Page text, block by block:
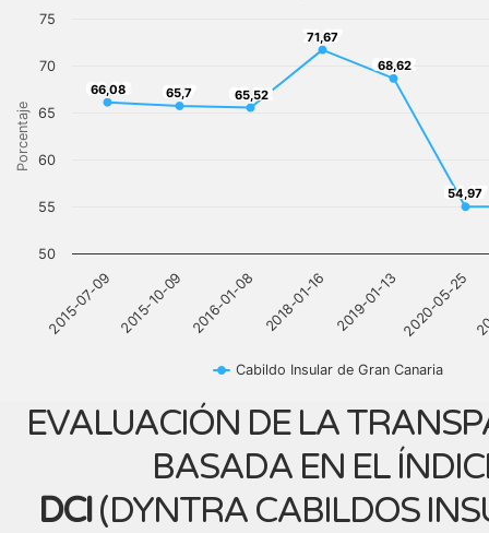
Porcentaje
66,08
66,08 65,7
65,7 65,52
65,52
71,67
71,67
68,62
68,62
54,97
54,97
Cabildo Insular de Gran Canaria
2015-07-09 2015-10-09 2016-01-08 2018-01-16 2019-01-13 2020-05-25
50
55
60
65
70
75
EVALUACIÓN DE LA
BASADA EN EL
DCI(DYNTRA CABILDOS